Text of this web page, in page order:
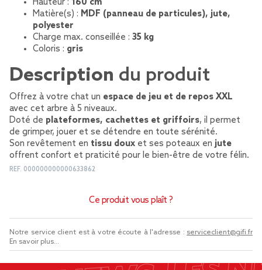
Hauteur : 160 cm
Matière(s) : MDF (panneau de particules), jute,
polyester
Charge max. conseillée : 35 kg
Coloris : gris
Description du produit
Offrez à votre chat un espace de jeu et de repos XXL
avec cet arbre à 5 niveaux.
Doté de plateformes, cachettes et griffoirs, il permet
de grimper, jouer et se détendre en toute sérénité.
Son revêtement en tissu doux et ses poteaux en jute
offrent confort et praticité pour le bien-être de votre félin.
REF. 000000000000633862
Ce produit vous plaît ?
Notre service client est à votre écoute à l'adresse : serviceclient@gifi.fr
En savoir plus...